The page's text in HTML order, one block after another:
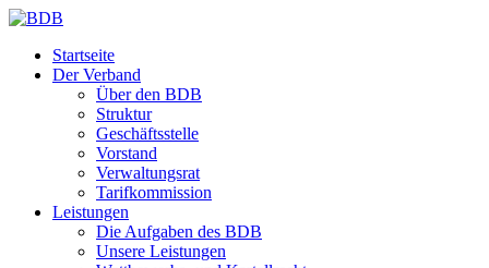
Startseite
Der Verband
Über den BDB
Struktur
Geschäftsstelle
Vorstand
Verwaltungsrat
Tarifkommission
Leistungen
Die Aufgaben des BDB
Unsere Leistungen